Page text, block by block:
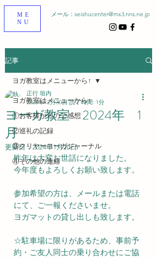
ME
NU
メール： seishucenter@mx3.nns.ne.jp
記事
ヨガ教室はメニューから↑
①お客様からのご感想
②巡礼の記録
③クリヤーヨーガジャーナル
④その他の連絡
ヨガ教室はメニューから↑
ヨーガ教室 2024年 1
月
正行 垣内
2023年12月30日 読了時間: 1分
更新日：2024年1月20日
昨年は大変お世話になりました。
今年度もよろしくお願い致します。
参加希望の方は、メールまたは電話
にて、ご一報くださいませ。
ヨガマットの貸し出しも致します。
☆駐車場に限りがあるため、事前予
約・ご友人同士の乗り合わせにご協